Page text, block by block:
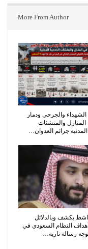
More From Author
والجرحى ودمار
والمنشئات
المدنية جرائم العدوان…
يكشف وبالدلائل
أهداف النظام السعودي في
رسالة نارية…